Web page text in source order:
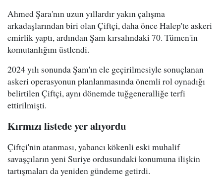
Ahmed Şara'nın uzun yıllardır yakın çalışma
arkadaşlarından biri olan Çiftçi, daha önce Halep'te askeri
emirlik yaptı, ardından Şam kırsalındaki 70. Tümen'in
komutanlığını üstlendi.
2024 yılı sonunda Şam'ın ele geçirilmesiyle sonuçlanan
askeri operasyonun planlanmasında önemli rol oynadığı
belirtilen Çiftçi, aynı dönemde tuğgeneralliğe terfi
ettirilmişti.
Kırmızı listede yer alıyordu
Çiftçi'nin atanması, yabancı kökenli eski muhalif
savaşçıların yeni Suriye ordusundaki konumuna ilişkin
tartışmaları da yeniden gündeme getirdi.